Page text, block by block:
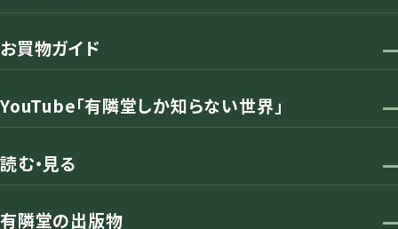
お買物ガイド
YouTube「有隣堂しか知らない世界」
読む・見る
有隣堂の出版物